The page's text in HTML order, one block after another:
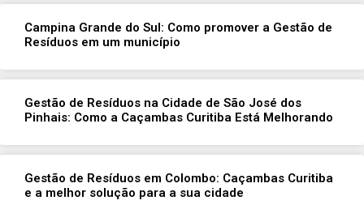
Campina Grande do Sul: Como promover a Gestão de
Resíduos em um município
Gestão de Resíduos na Cidade de São José dos
Pinhais: Como a Caçambas Curitiba Está Melhorando
Gestão de Resíduos em Colombo: Caçambas Curitiba
e a melhor solução para a sua cidade